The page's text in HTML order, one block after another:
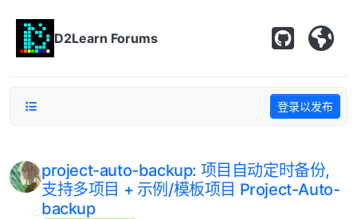
D2Learn Forums
登录以发布
project-auto-backup: 项目自动定时备份,
支持多项目 + 示例/模板项目 Project-Auto-
backup